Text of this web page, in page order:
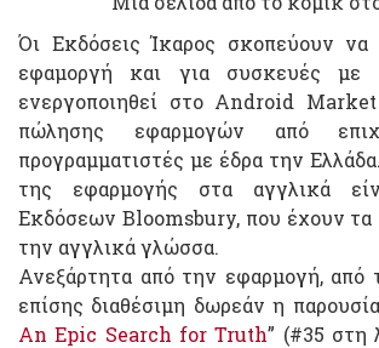
Όι Εκδόσεις Ίκαρος σκοπεύουν να
εφαμοργή και για συσκευές με
ενεργοποιηθεί στο Android
πώλησης εφαρμογών από
προγραμματιστές με έδρα την
της εφαρμογής στα αγγλικά
Εκδόσεων Bloomsbury, που έχουν τα
την αγγλικά γλώσσα.
Ανεξάρτητα από την εφαρμογή, από
επίσης διαθέσιμη δωρεάν η
An Epic Search for Truth” (#35 στη